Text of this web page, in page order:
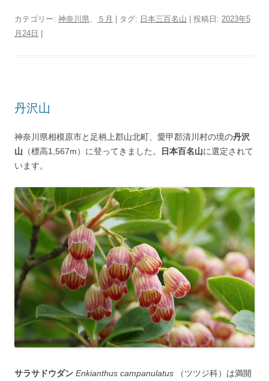
カテゴリー: 神奈川県 ５月 | タグ: 日本三百名山 | 投稿日: 2023年5
月24日
丹沢山
神奈川県相模原市と足柄上郡山北町、愛甲郡清川村の境の丹沢
山 （標高1,567m）に登ってきました。 日本百名山に選定されて
います。
サラサドウダン Enkianthus campanulatus （ツツジ科）は満開